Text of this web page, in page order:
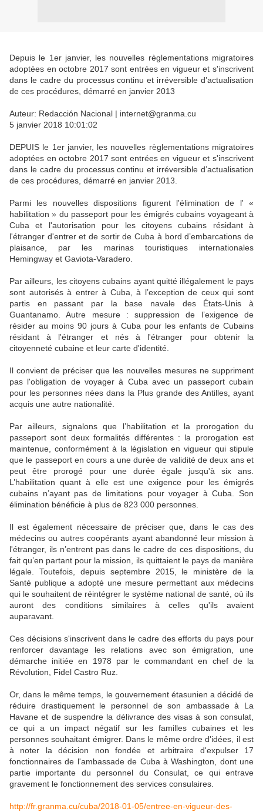
Depuis le 1er janvier, les nouvelles règlementations migratoires
adoptées en octobre 2017 sont entrées en vigueur et s'inscrivent
dans le cadre du processus continu et irréversible d’actualisation
de ces procédures, démarré en janvier 2013
Auteur: Redacción Nacional | internet@granma.cu
5 janvier 2018 10:01:02
DEPUIS le 1er janvier, les nouvelles règlementations migratoires
adoptées en octobre 2017 sont entrées en vigueur et s'inscrivent
dans le cadre du processus continu et irréversible d’actualisation
de ces procédures, démarré en janvier 2013.
Parmi les nouvelles dispositions figurent l'élimination de l' «
habilitation » du passeport pour les émigrés cubains voyageant à
Cuba et l'autorisation pour les citoyens cubains résidant à
l'étranger d'entrer et de sortir de Cuba à bord d’embarcations de
plaisance, par les marinas touristiques internationales
Hemingway et Gaviota-Varadero.
Par ailleurs, les citoyens cubains ayant quitté illégalement le pays
sont autorisés à entrer à Cuba, à l’exception de ceux qui sont
partis en passant par la base navale des États-Unis à
Guantanamo. Autre mesure : suppression de l’exigence de
résider au moins 90 jours à Cuba pour les enfants de Cubains
résidant à l'étranger et nés à l'étranger pour obtenir la
citoyenneté cubaine et leur carte d'identité.
Il convient de préciser que les nouvelles mesures ne suppriment
pas l'obligation de voyager à Cuba avec un passeport cubain
pour les personnes nées dans la Plus grande des Antilles, ayant
acquis une autre nationalité.
Par ailleurs, signalons que l’habilitation et la prorogation du
passeport sont deux formalités différentes : la prorogation est
maintenue, conformément à la législation en vigueur qui stipule
que le passeport en cours a une durée de validité de deux ans et
peut être prorogé pour une durée égale jusqu'à six ans.
L’habilitation quant à elle est une exigence pour les émigrés
cubains n’ayant pas de limitations pour voyager à Cuba. Son
élimination bénéficie à plus de 823 000 personnes.
Il est également nécessaire de préciser que, dans le cas des
médecins ou autres coopérants ayant abandonné leur mission à
l'étranger, ils n’entrent pas dans le cadre de ces dispositions, du
fait qu’en partant pour la mission, ils quittaient le pays de manière
légale. Toutefois, depuis septembre 2015, le ministère de la
Santé publique a adopté une mesure permettant aux médecins
qui le souhaitent de réintégrer le système national de santé, où ils
auront des conditions similaires à celles qu'ils avaient
auparavant.
Ces décisions s'inscrivent dans le cadre des efforts du pays pour
renforcer davantage les relations avec son émigration, une
démarche initiée en 1978 par le commandant en chef de la
Révolution, Fidel Castro Ruz.
Or, dans le même temps, le gouvernement étasunien a décidé de
réduire drastiquement le personnel de son ambassade à La
Havane et de suspendre la délivrance des visas à son consulat,
ce qui a un impact négatif sur les familles cubaines et les
personnes souhaitant émigrer. Dans le même ordre d'idées, il est
à noter la décision non fondée et arbitraire d'expulser 17
fonctionnaires de l'ambassade de Cuba à Washington, dont une
partie importante du personnel du Consulat, ce qui entrave
gravement le fonctionnement des services consulaires.
http://fr.granma.cu/cuba/2018-01-05/entree-en-vigueur-des-